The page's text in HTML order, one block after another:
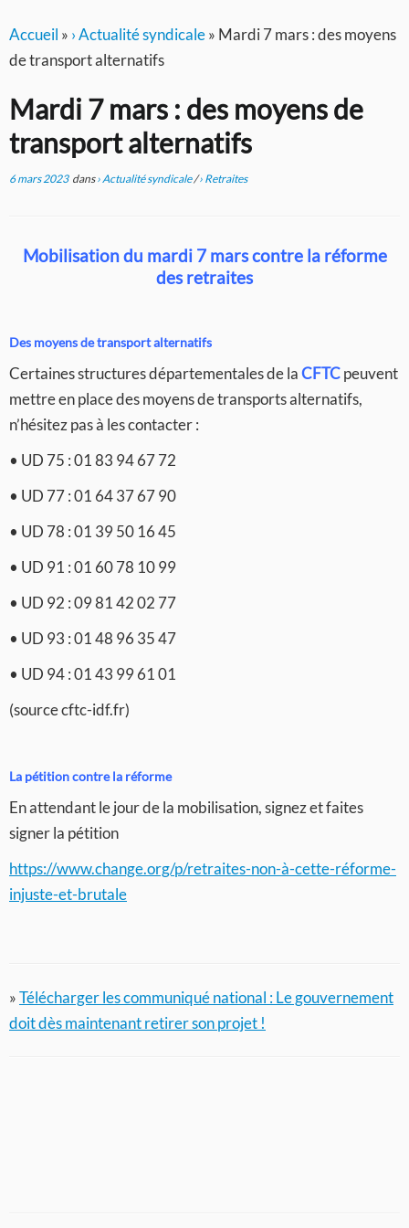
Accueil » › Actualité syndicale» Mardi 7 mars : des moyens
de transport alternatifs
Mardi 7 mars : des moyens de
transport alternatifs
6 mars 2023dans› Actualité syndicale/› Retraites
Mobilisation du mardi 7 mars contre la réforme
des retraites
Des moyens de transport alternatifs
Certaines structures départementales de laCFTCpeuvent
mettre en place des moyens de transports alternatifs,
n’hésitez pas à les contacter :
• UD 75 : 01 83 94 67 72
• UD 77 : 01 64 37 67 90
• UD 78 : 01 39 50 16 45
• UD 91 : 01 60 78 10 99
• UD 92 : 09 81 42 02 77
• UD 93 : 01 48 96 35 47
• UD 94 : 01 43 99 61 01
(source cftc-idf.fr)
La pétition contre la réforme
En attendant le jour de la mobilisation, signez et faites
signer la pétition
https://www.change.org/p/retraites-non-à-cette-réforme-
injuste-et-brutale
»Télécharger les communiqué national : Le gouvernement
doit dès maintenant retirer son projet !